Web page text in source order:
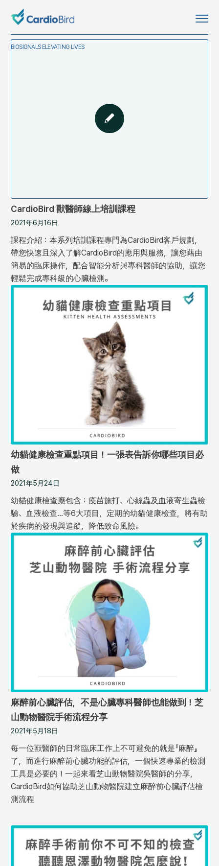
BIOSIGNALS ELEVATING LIVES
CardioBird 獸醫師線上培訓課程
2021年6月16日
課程介紹：本系列培訓課程專門為CardioBird客戶規劃，
帶您快速且深入了解CardioBird的應用與服務，讓您藉由
簡易的臨床操作，配合智能分析與專科醫師的協助，讓您
輕鬆完成專科級的心臟檢測。
幼貓健康檢查重點項目！一張表告訴你哪些項目必
做
2021年5月24日
幼貓健康檢查應包含：疫苗施打、心絲蟲及血液寄生蟲檢
驗、血液檢查...等6大項目，定期的幼貓健康檢查，將有助
於疾病的發現與追蹤，降低致命風險。
麻醉前心臟評估，不是心臟專科醫師也能做到！芝
山動物醫院手術流程分享
2021年5月18日
每一位獸醫師的日常臨床工作上不可避免的就是『麻醉』
了，而進行麻醉前心臟功能的評估，一個快速專業的檢測
工具是必要的！一起來看芝山動物醫院吳醫師的分享，
CardioBird如何協助芝山動物醫院建立麻醉前心臟評估檢
測流程